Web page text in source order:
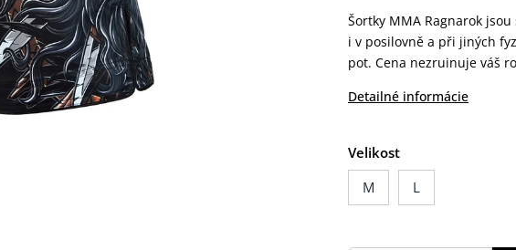
Šortky MMA Ragnarok
i v posilovně a při jiných
pot. Cena nezruinuje váš
Detailné informácie
Velikost
M
L